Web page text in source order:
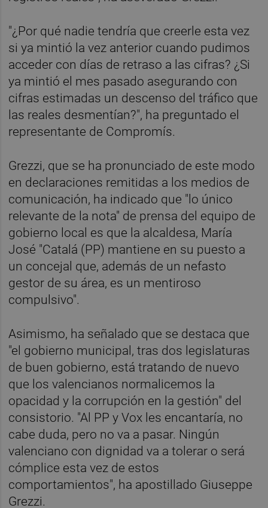
"¿Por qué nadie tendría que creerle esta vez
si ya mintió la vez anterior cuando pudimos
acceder con días de retraso a las cifras? ¿Si
ya mintió el mes pasado asegurando con
cifras estimadas un descenso del tráfico que
las reales desmentían?", ha preguntado el
representante de Compromís.
Grezzi, que se ha pronunciado de este modo
en declaraciones remitidas a los medios de
comunicación, ha indicado que "lo único
relevante de la nota" de prensa del equipo de
gobierno local es que la alcaldesa, María
José "Catalá (PP) mantiene en su puesto a
un concejal que, además de un nefasto
gestor de su área, es un mentiroso
compulsivo".
Asimismo, ha señalado que se destaca que
"el gobierno municipal, tras dos legislaturas
de buen gobierno, está tratando de nuevo
que los valencianos normalicemos la
opacidad y la corrupción en la gestión" del
consistorio. "Al PP y Vox les encantaría, no
cabe duda, pero no va a pasar. Ningún
valenciano con dignidad va a tolerar o será
cómplice esta vez de estos
comportamientos", ha apostillado Giuseppe
Grezzi.